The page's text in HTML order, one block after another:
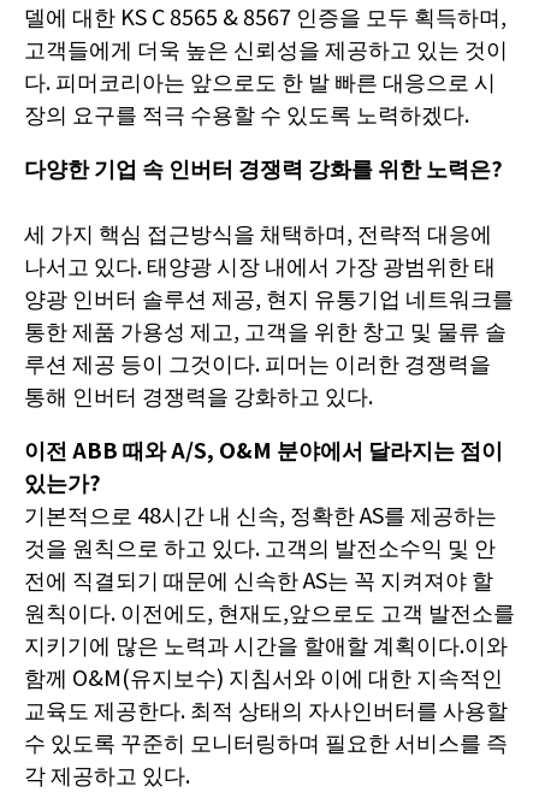
델에 대한 KS C 8565 & 8567 인증을 모두 획득하며,
고객들에게 더욱 높은 신뢰성을 제공하고 있는 것이
다. 피머코리아는 앞으로도 한 발 빠른 대응으로 시
장의 요구를 적극 수용할 수 있도록 노력하겠다.
다양한 기업 속 인버터 경쟁력 강화를 위한 노력은?
세 가지 핵심 접근방식을 채택하며, 전략적 대응에
나서고 있다. 태양광 시장 내에서 가장 광범위한 태
양광 인버터 솔루션 제공, 현지 유통기업 네트워크를
통한 제품 가용성 제고, 고객을 위한 창고 및 물류 솔
루션 제공 등이 그것이다. 피머는 이러한 경쟁력을
통해 인버터 경쟁력을 강화하고 있다.
이전 ABB 때와 A/S, O&M 분야에서 달라지는 점이
있는가?
기본적으로 48시간 내 신속, 정확한 AS를 제공하는
것을 원칙으로 하고 있다. 고객의 발전소수익 및 안
전에 직결되기 때문에 신속한 AS는 꼭 지켜져야 할
원칙이다. 이전에도, 현재도,앞으로도 고객 발전소를
지키기에 많은 노력과 시간을 할애할 계획이다.이와
함께 O&M(유지보수) 지침서와 이에 대한 지속적인
교육도 제공한다. 최적 상태의 자사인버터를 사용할
수 있도록 꾸준히 모니터링하며 필요한 서비스를 즉
각 제공하고 있다.